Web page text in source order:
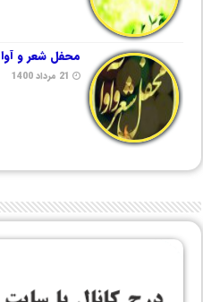
محفل شعر و آوا
21 مرداد 1400